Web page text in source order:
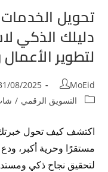
تحويل
لتطوير الأعمال
MoEid
08/2025
التسويق الرقمي /
اكتشف كيف تحول
لتحقيق نجاح ذكي